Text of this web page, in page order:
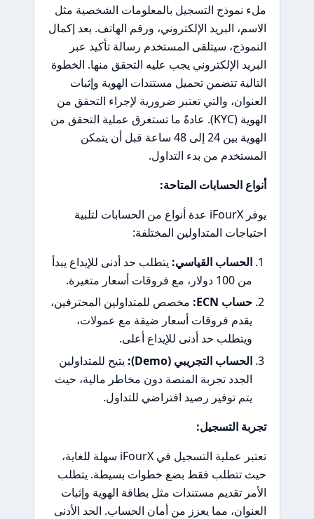
ملء نموذج التسجيل بالمعلومات الشخصية مثل
الاسم، البريد الإلكتروني، ورقم الهاتف. بعد إكمال
النموذج، سيتلقى المستخدم رسالة تأكيد عبر
البريد الإلكتروني يجب عليه التحقق منها. الخطوة
التالية تتضمن تحميل مستندات الهوية وإثبات
العنوان، والتي تعتبر ضرورية لإجراء التحقق من
الهوية (KYC). عادةً ما تستغرق عملية التحقق من
الهوية بين 24 إلى 48 ساعة قبل أن يتمكن
المستخدم من بدء التداول.
أنواع الحسابات المتاحة:
يوفر iFourX عدة أنواع من الحسابات لتلبية
احتياجات المتداولين المختلفة:
الحساب القياسي: يتطلب حد أدنى للإيداع يبدأ
من 100 دولار، مع فروقات أسعار متغيرة.
حساب ECN:
مخصص للمتداولين المحترفين،
يقدم فروقات أسعار ضيقة مع عمولات،
ويتطلب حد أدنى للإيداع أعلى.
الحساب التجريبي (Demo):
يتيح للمتداولين
الجدد تجربة المنصة دون مخاطر مالية، حيث
يتم توفير رصيد افتراضي للتداول.
تجربة التسجيل:
تعتبر عملية التسجيل في iFourX سهلة للغاية،
حيث تتطلب فقط بضع خطوات بسيطة. يتطلب
الأمر تقديم مستندات مثل بطاقة الهوية وإثبات
العنوان، مما يعزز من أمان الحساب. الحد الأدنى